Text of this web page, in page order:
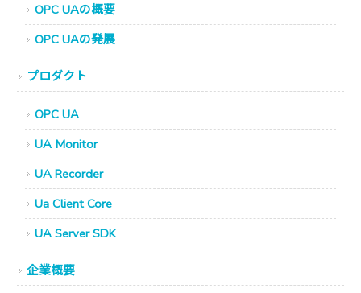
OPC UAの概要
OPC UAの発展
プロダクト
OPC UA
UA Monitor
UA Recorder
Ua Client Core
UA Server SDK
企業概要